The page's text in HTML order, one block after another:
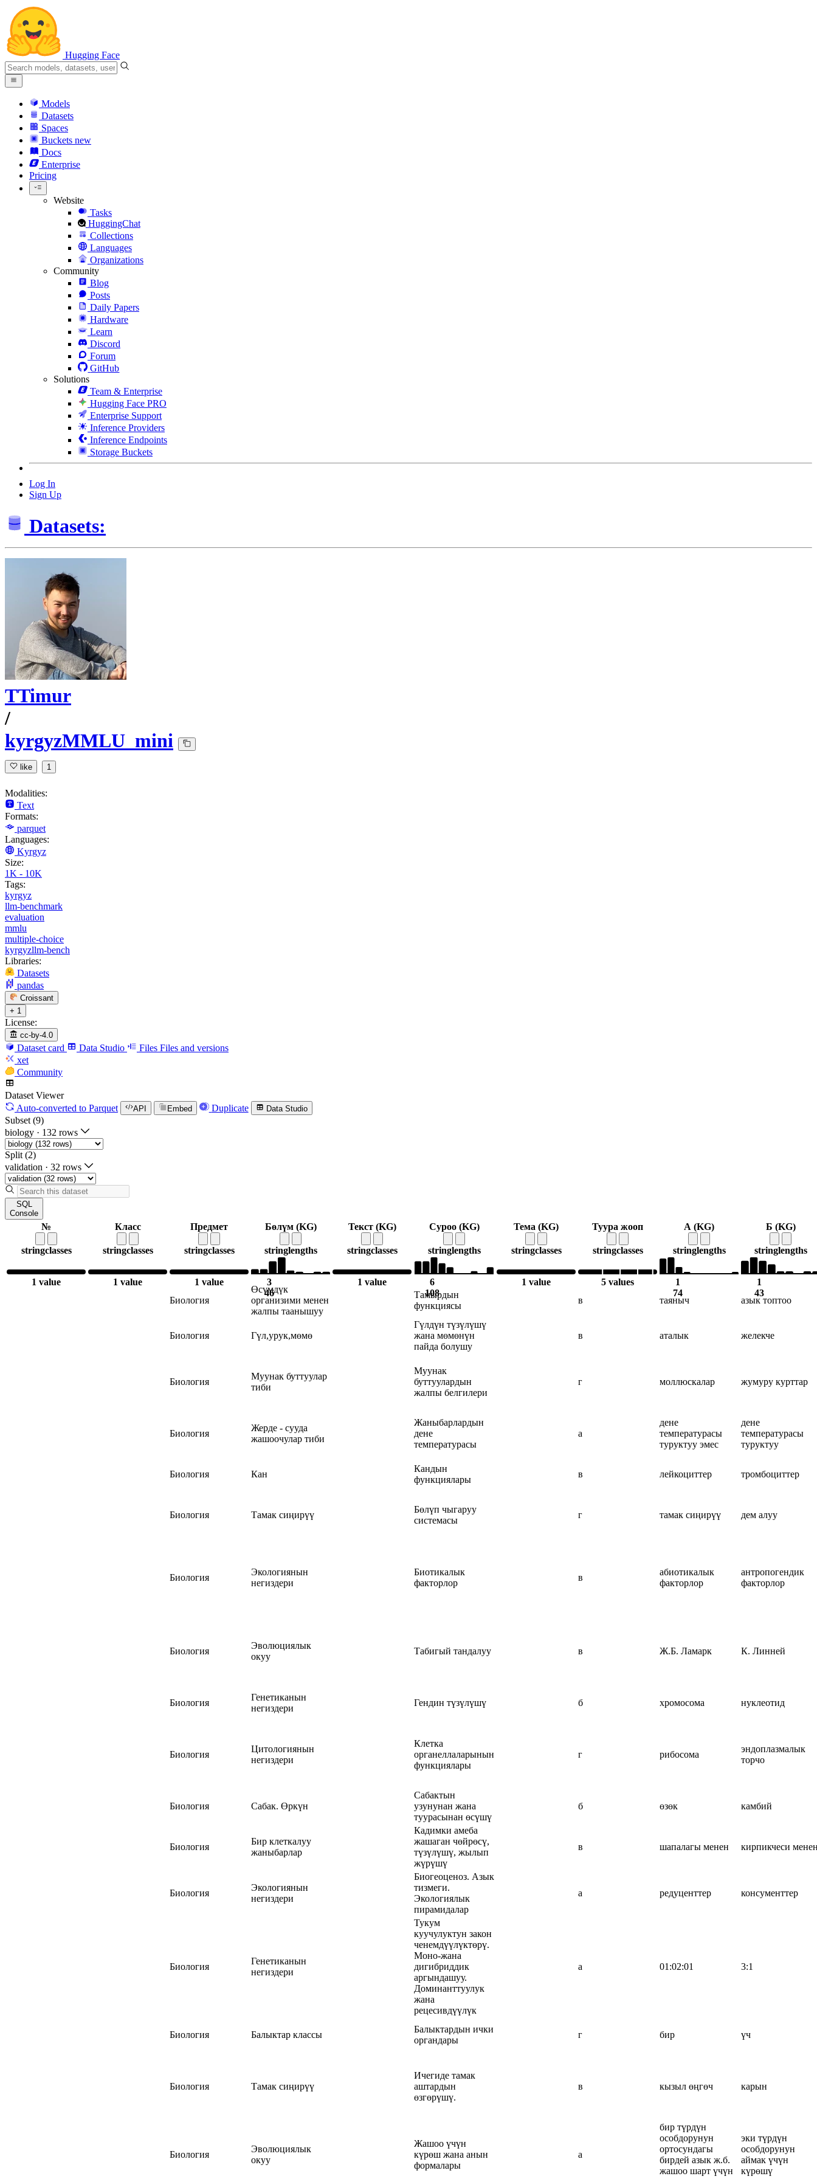
Hugging Face
Models
Datasets
Spaces
Buckets new
Docs
Enterprise
Pricing
Website
Tasks
HuggingChat
Collections
Languages
Organizations
Community
Blog
Posts
Daily Papers
Hardware
Learn
Discord
Forum
GitHub
Solutions
Team & Enterprise
Hugging Face PRO
Enterprise Support
Inference Providers
Inference Endpoints
Storage Buckets
Log In
Sign Up
Datasets:
TTimur
/
kyrgyzMMLU_mini
like 1
Modalities:
Text
Formats:
parquet
Languages:
Kyrgyz
Size:
1K - 10K
Tags:
kyrgyz
llm-benchmark
evaluation
mmlu
multiple-choice
kyrgyzllm-bench
Libraries:
Datasets
pandas
Croissant
+ 1
License:
cc-by-4.0
Dataset card Data Studio Files Files and versions
xet
Community
Dataset Viewer
Auto-converted to Parquet API Embed Duplicate Data Studio
Subset (9)
biology · 132 rows
Split (2)
validation · 32 rows
SQL
Console
№
stringclasses
1 value
Класс
stringclasses
1 value
Предмет
stringclasses
1 value
Бөлүм (KG)
stringlengths
3
46
Текст (KG)
stringclasses
1 value
Суроо (KG)
stringlengths
6
108
Тема (KG)
stringclasses
1 value
Туура жооп
stringclasses
5 values
А (KG)
stringlengths
1
74
Б (KG)
stringlengths
1
43
Биология
Өсүмдүк
организими менен
жалпы таанышуу
Тамырдын
функциясы
в таяныч азык топтоо
Биология Гүл,урук,мөмө
Гүлдүн түзүлүшү
жана мөмөнүн
пайда болушу
в аталык желекче
Биология
Муунак буттуулар
тиби
Муунак
буттуулардын
жалпы белгилери
г моллюскалар жумуру курттар
Биология
Жерде - сууда
жашоочулар тиби
Жаныбарлардын
дене
температурасы
а
дене
температурасы
туруктуу эмес
дене
температурасы
туруктуу
Биология Кан
Кандын
функциялары
в лейкоциттер тромбоциттер
Биология Тамак сиңирүү
Бөлүп чыгаруу
системасы
г тамак сиңирүү дем алуу
Биология
Экологиянын
негиздери
Биотикалык
факторлор
в
абиотикалык
факторлор
антропогендик
факторлор
Биология
Эволюциялык
окуу
Табигый тандалуу в Ж.Б. Ламарк К. Линней
Биология
Генетиканын
негиздери
Гендин түзүлүшү б хромосома нуклеотид
Биология
Цитологиянын
негиздери
Клетка
органеллаларынын
функциялары
г рибосома
эндоплазмалык
торчо
Биология Сабак. Өркүн
Сабактын
узунунан жана
туурасынан өсүшү
б өзөк камбий
Биология
Бир клеткалуу
жаныбарлар
Кадимки амеба
жашаган чөйрөсү,
түзүлүшү, жылып
жүрүшү
в шапалагы менен кирпикчеси
Биология
Экологиянын
негиздери
Биогеоценоз. Азык
тизмеги.
Экологиялык
пирамидалар
а редуценттер консументтер
Биология
Генетиканын
негиздери
Тукум
куучулуктун закон
ченемдүүлүктөрү.
Моно-жана
дигибриддик
аргындашуу.
Доминанттуулук
жана
рецесивдүүлүк
а 01:02:01 3:1
Биология Балыктар классы
Балыктардын ички
органдары
г бир үч
Биология Тамак сиңирүү
Ичегиде тамак
аштардын
өзгөрүшү.
в кызыл өңгөч карын
Биология
Эволюциялык
окуу
Жашоо үчүн
күрөш жана анын
формалары
а
бир түрдүн
особдорунун
ортосундагы
бирдей азык ж.б.
жашоо шарт үчүн
эки түрдүн
особдорунун
аймак үчүн
күрөшү